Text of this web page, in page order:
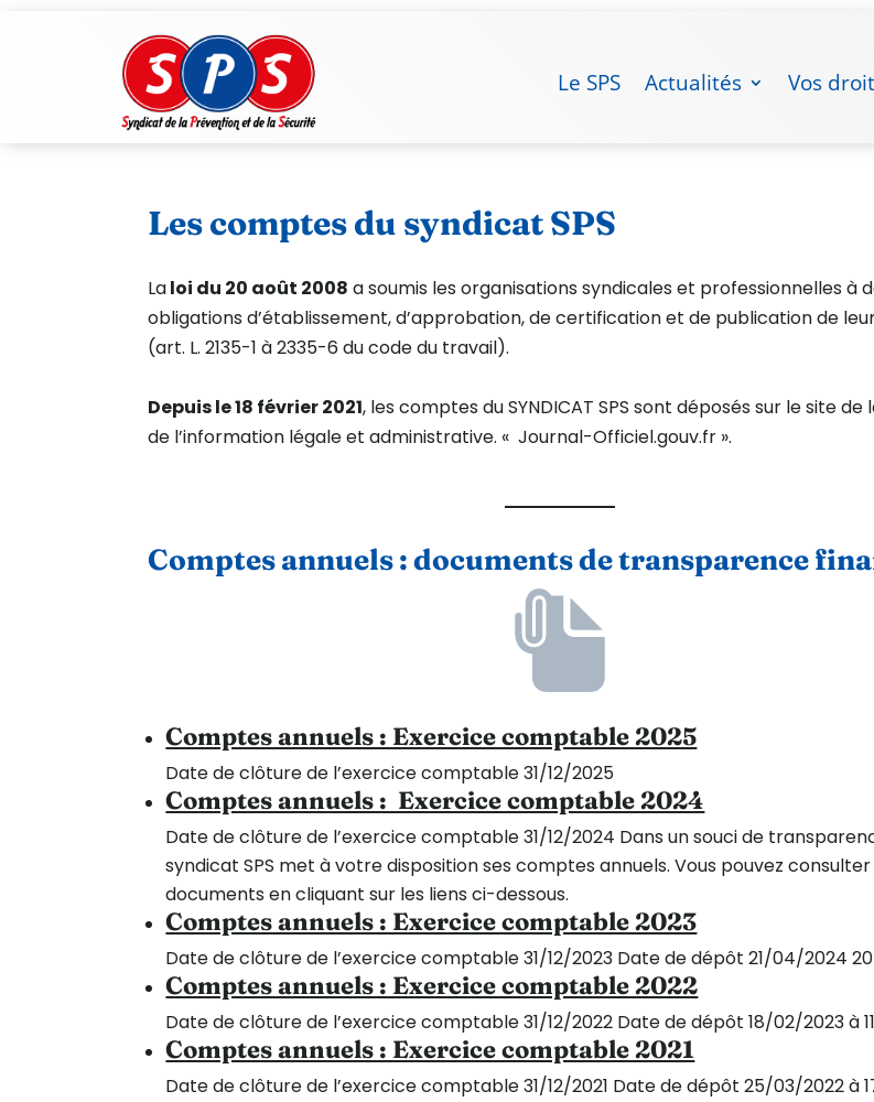
Le SPS Actualités Vos
Les comptes du syndicat SPS
Laloi du 20 août 2008 a soumis les organisations syndicales et professionnelles à
obligations d’établissement, d’approbation, de certification et de publication de
(art. L. 2135-1 à 2335-6 du code du travail).
Depuis le 18 février 2021, les comptes du SYNDICAT SPS sont déposés sur le site
de l’information légale et administrative. « Journal-Officiel.gouv.fr ».
Comptes annuels : documents de transparence
Comptes annuels : Exercice comptable 2025
Date de clôture de l’exercice comptable 31/12/2025
Comptes annuels : Exercice comptable 2024
Date de clôture de l’exercice comptable 31/12/2024 Dans un souci de
syndicat SPS met à votre disposition ses comptes annuels. Vous pouvez consulter
documents en cliquant sur les liens ci-dessous.
Comptes annuels : Exercice comptable 2023
Date de clôture de l’exercice comptable 31/12/2023 Date de dépôt 21/04/2024
Comptes annuels : Exercice comptable 2022
Date de clôture de l’exercice comptable 31/12/2022 Date de dépôt 18/02/2023 à
Comptes annuels : Exercice comptable 2021
Date de clôture de l’exercice comptable 31/12/2021 Date de dépôt 25/03/2022 à